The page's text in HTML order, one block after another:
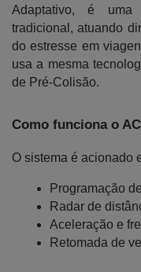
Adaptativo, é uma
tradicional, atuando
do estresse em
usa a mesma
de Pré-Colisão.
Como funciona o
O sistema é acionado
Programação
Radar de
Aceleração e
Retomada de